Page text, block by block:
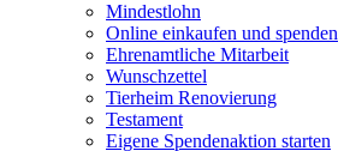
Mindestlohn
Online einkaufen und spenden
Ehrenamtliche Mitarbeit
Wunschzettel
Tierheim Renovierung
Testament
Eigene Spendenaktion starten